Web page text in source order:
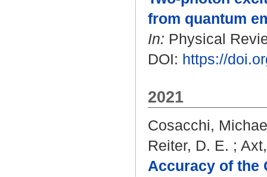
from quantum
In: Physical
DOI: https://
2021
Cosacchi,
Reiter, D. E. ;
Accuracy of the